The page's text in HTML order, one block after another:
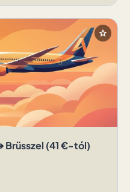
star
Brüsszel (41 €-tól)